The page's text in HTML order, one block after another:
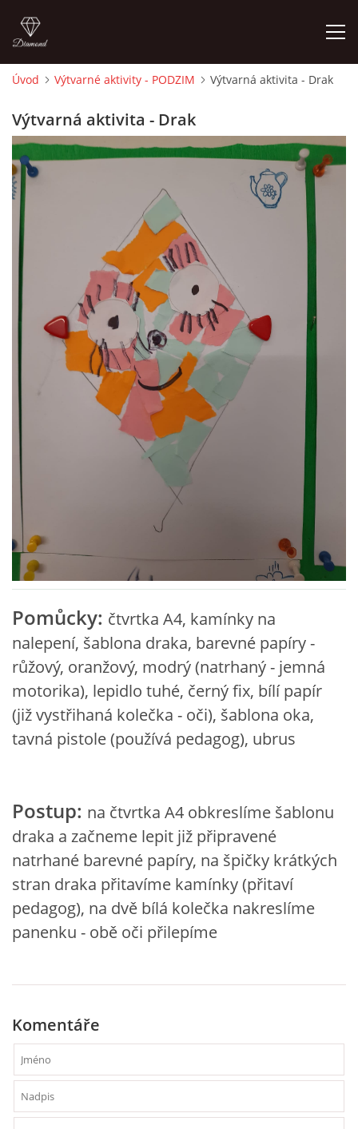
O MĚ
FOTOALBUM
DĚJINY VÝTVARNÉHO UMĚNÍ
NOVINKY ZE ŠKOLSTVÍ 2025
ROČNÍ PLÁN - INSPIRACE /DLE NOVÉHO RVP PV 2025
VZDĚLÁVACÍ BLOK ZÁŘÍ
VZDĚLÁVACÍ BLOK ŘÍJEN
VZDĚLÁVACÍ BLOK LISTOPAD
VZDĚLÁVACÍ BLOK PROSINEC
VZDĚLÁVACÍ BLOK LEDEN
VZDĚLÁVACÍ BLOK ÚNOR
VZDĚLÁVACÍ BLOK BŘEZEN
VZDĚLÁVACÍ BLOK DUBEN
VÝTVARNÉ POMŮCKY
VÝTVARNÉ AKTIVITY - JARO
VÝTVARNÉ AKTIVITY - LÉTO
VÝTVARNÉ AKTIVITY - ZIMA
CHARAKTERISTIKA ROČNÍCH OBDOBÍ
HÁDANKY K TÉMATU JARO, LÉTO, PODZIM,ZIMA
Úvod Výtvarné aktivity - PODZIM Výtvarná aktivita - Drak
Výtvarná aktivita - Drak
Pomůcky: čtvrtka A4, kamínky na
nalepení, šablona draka, barevné papíry -
růžový, oranžový, modrý (natrhaný - jemná
motorika), lepidlo tuhé, černý fix, bílí papír
(již vystřihaná kolečka - oči), šablona oka,
tavná pistole (používá pedagog), ubrus
Postup: na čtvrtka A4 obkreslíme šablonu
draka a začneme lepit již připravené
natrhané barevné papíry, na špičky krátkých
stran draka přitavíme kamínky (přitaví
pedagog), na dvě bílá kolečka nakreslíme
panenku - obě oči přilepíme
Komentáře